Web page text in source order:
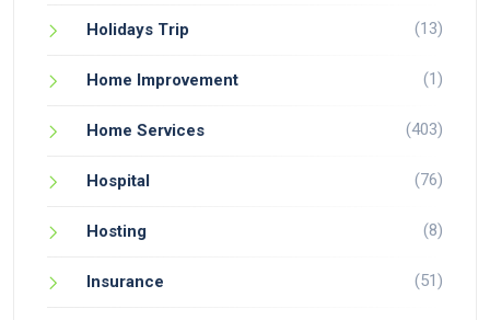
Holidays Trip (13)
Home Improvement (1)
Home Services (403)
Hospital (76)
Hosting (8)
Insurance (51)